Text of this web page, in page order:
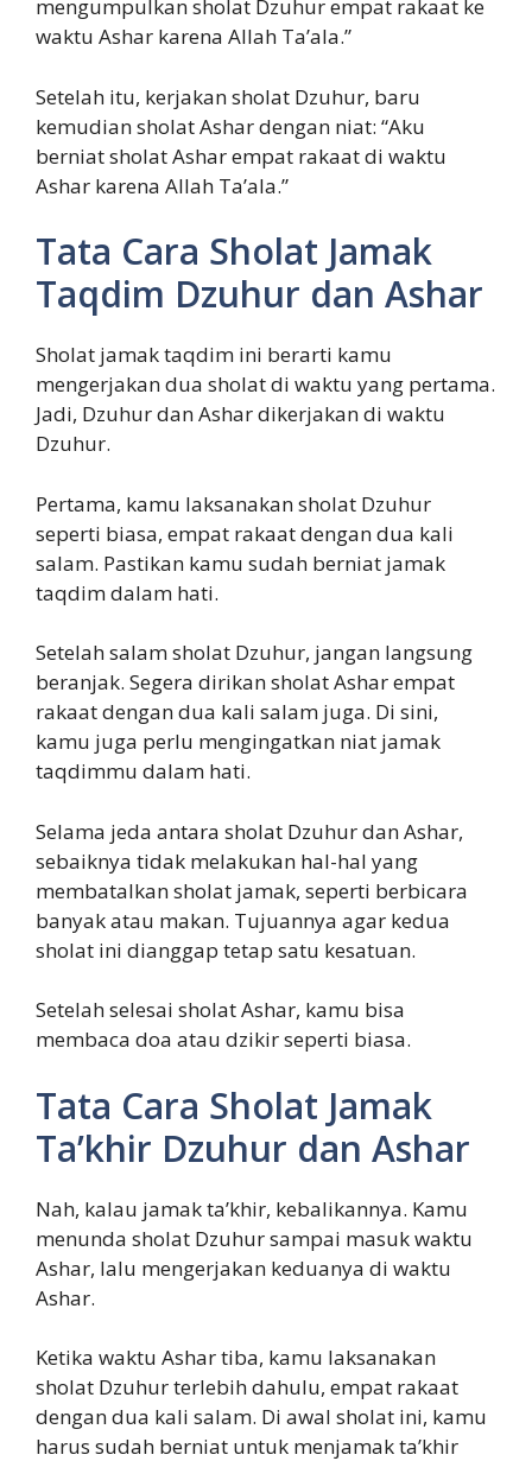
mengumpulkan sholat Dzuhur empat rakaat ke
waktu Ashar karena Allah Ta’ala.”
Setelah itu, kerjakan sholat Dzuhur, baru
kemudian sholat Ashar dengan niat: “Aku
berniat sholat Ashar empat rakaat di waktu
Ashar karena Allah Ta’ala.”
Tata Cara Sholat Jamak
Taqdim Dzuhur dan Ashar
Sholat jamak taqdim ini berarti kamu
mengerjakan dua sholat di waktu yang pertama.
Jadi, Dzuhur dan Ashar dikerjakan di waktu
Dzuhur.
Pertama, kamu laksanakan sholat Dzuhur
seperti biasa, empat rakaat dengan dua kali
salam. Pastikan kamu sudah berniat jamak
taqdim dalam hati.
Setelah salam sholat Dzuhur, jangan langsung
beranjak. Segera dirikan sholat Ashar empat
rakaat dengan dua kali salam juga. Di sini,
kamu juga perlu mengingatkan niat jamak
taqdimmu dalam hati.
Selama jeda antara sholat Dzuhur dan Ashar,
sebaiknya tidak melakukan hal-hal yang
membatalkan sholat jamak, seperti berbicara
banyak atau makan. Tujuannya agar kedua
sholat ini dianggap tetap satu kesatuan.
Setelah selesai sholat Ashar, kamu bisa
membaca doa atau dzikir seperti biasa.
Tata Cara Sholat Jamak
Ta’khir Dzuhur dan Ashar
Nah, kalau jamak ta’khir, kebalikannya. Kamu
menunda sholat Dzuhur sampai masuk waktu
Ashar, lalu mengerjakan keduanya di waktu
Ashar.
Ketika waktu Ashar tiba, kamu laksanakan
sholat Dzuhur terlebih dahulu, empat rakaat
dengan dua kali salam. Di awal sholat ini, kamu
harus sudah berniat untuk menjamak ta’khir